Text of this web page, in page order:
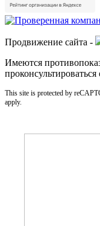
Продвижение сайта -
Имеются
This site is protected by
apply.